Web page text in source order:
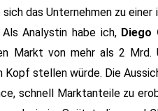
das Unternehmen zu
Analystin habe ich, Diego
Markt von mehr als 2 Mrd.
Kopf stellen würde. Die
schnell Marktanteile zu